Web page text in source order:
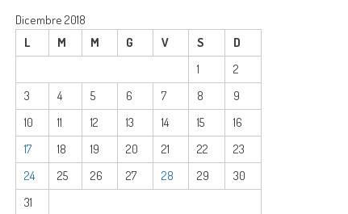
Dicembre 2018
L
M M G V S
D
1
2
3
4 5 6 7 8
9
10
11 12 13 14 15
16
17
18 19 20 21 22
23
24
25 26 27 28 29
30
31